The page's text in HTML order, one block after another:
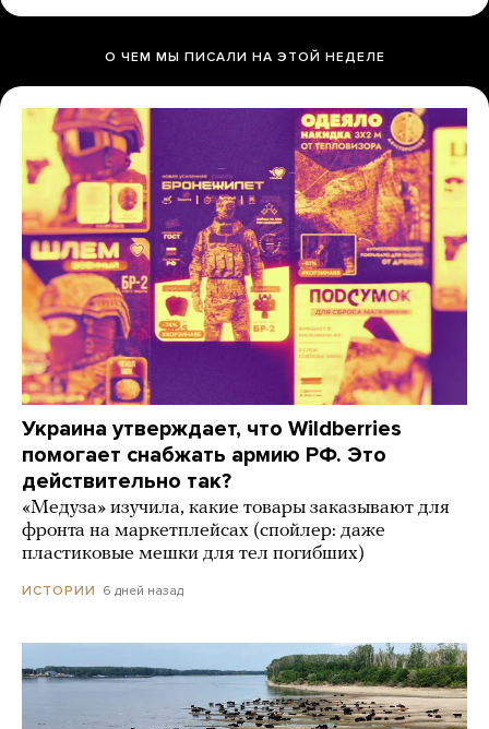
О ЧЕМ МЫ ПИСАЛИ НА ЭТОЙ НЕДЕЛЕ
Украина утверждает, что Wildberries
помогает снабжать армию РФ. Это
действительно так?
«Медуза» изучила, какие товары заказывают для
фронта на маркетплейсах (спойлер: даже
пластиковые мешки для тел погибших)
ИСТОРИИ 6 дней назад